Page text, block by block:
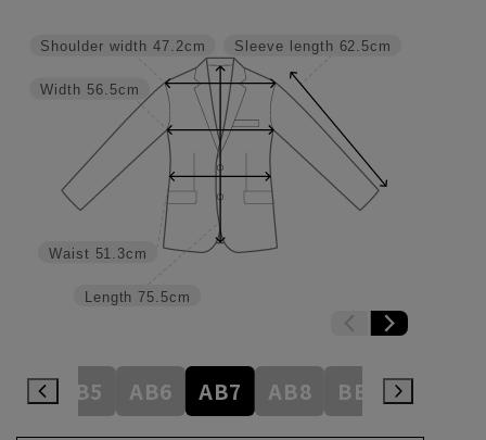
Sleeve length 62.5cm
Length 75.5cm
Waist 51.3cm
Width 56.5cm
Shoulder width 47.2cm
AB5 AB6 AB7 AB8 BE3 BE4